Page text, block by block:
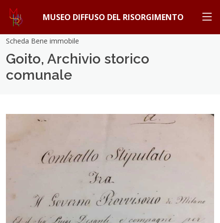
MUSEO DIFFUSO DEL RISORGIMENTO
Scheda Bene immobile
Goito, Archivio storico
comunale